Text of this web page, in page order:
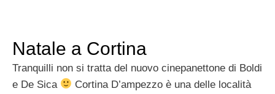
Natale a Cortina
Tranquilli non si tratta del nuovo cinepanettone di Boldi
e De Sica
Cortina D’ampezzo è una delle località